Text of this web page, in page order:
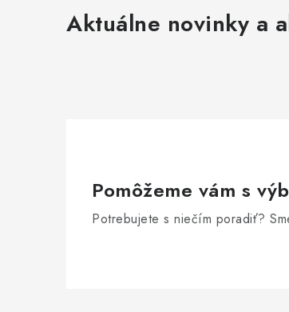
Aktuálne novinky a
Pomôžeme vám s
Potrebujete s niečím poradiť?